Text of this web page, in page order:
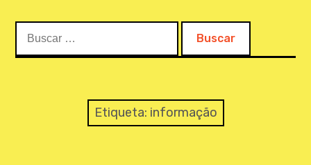
O PROJETO
Etiqueta: informação